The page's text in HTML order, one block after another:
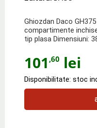
Ghiozdan Daco
compartimente
tip plasa Dimensiuni:
101 ,60 lei
Disponibilitate: stoc